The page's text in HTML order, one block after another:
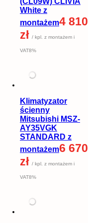
White z
montażem4 810
zł / kpl. z montażem i
VAT8%
Klimatyzator
ścienny
Mitsubishi MSZ-
AY35VGK
STANDARD z
montażem6 670
zł / kpl. z montażem i
VAT8%